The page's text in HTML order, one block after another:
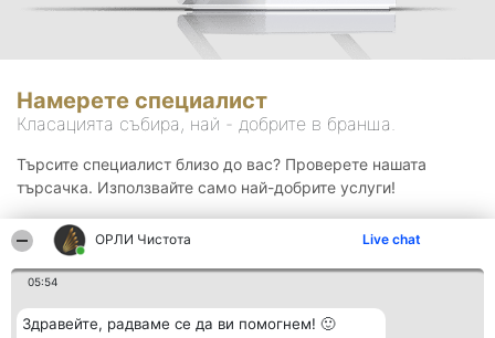
ОРЛИ Чистота Live chat
05:54
Здравейте, радваме се да ви помогнем! 🙂
Намерете специалист
Класацията събира, най - добрите в бранша.
Търсите специалист близо до вас? Проверете нашата
търсачка. Използвайте само най-добрите услуги!